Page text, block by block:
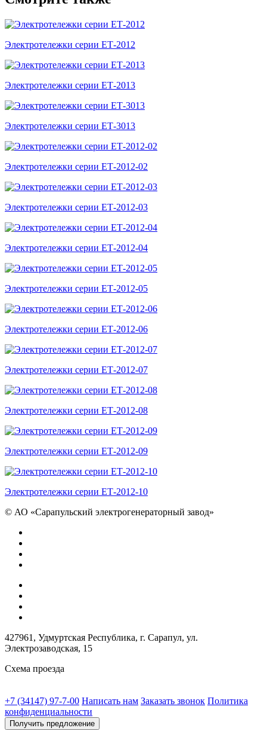
Электротележки серии ЕТ-2012
Электротележки серии ЕТ-2013
Электротележки серии ЕТ-3013
Электротележки серии ЕТ-2012-02
Электротележки серии ЕТ-2012-03
Электротележки серии ЕТ-2012-04
Электротележки серии ЕТ-2012-05
Электротележки серии ЕТ-2012-06
Электротележки серии ЕТ-2012-07
Электротележки серии ЕТ-2012-08
Электротележки серии ЕТ-2012-09
Электротележки серии ЕТ-2012-10
© АО «Сарапульский электрогенераторный завод»
427961, Удмуртская Республика, г. Сарапул, ул.
Электрозаводская, 15
Схема проезда
+7 (34147) 97-7-00 Написать нам Заказать звонок Политика
конфиденциальности
Получить предложение